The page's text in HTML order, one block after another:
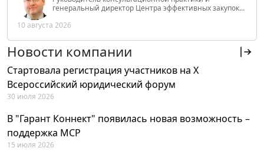
генеральный директор Центра эффективных закупок
РФ
10 августа 2026
Новости компании
Стартовала регистрация участников на X
Всероссийский юридический форум
30 июля 2026
В "Гарант Коннект" появилась новая возможность –
поддержка MCP
15 июля 2026